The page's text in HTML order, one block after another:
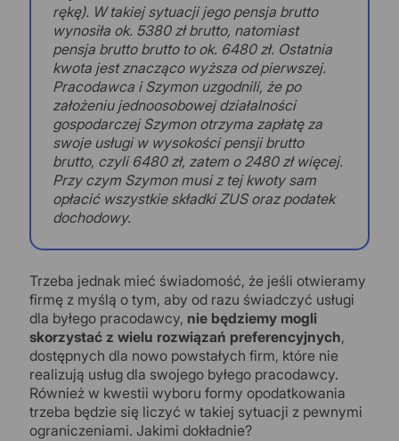
rękę). W takiej sytuacji jego pensja brutto
wynosiła ok. 5380 zł brutto, natomiast
pensja brutto brutto to ok. 6480 zł. Ostatnia
kwota jest znacząco wyższa od pierwszej.
Pracodawca i Szymon uzgodnili, że po
założeniu jednoosobowej działalności
gospodarczej Szymon otrzyma zapłatę za
swoje usługi w wysokości pensji brutto
brutto, czyli 6480 zł, zatem o 2480 zł więcej.
Przy czym Szymon musi z tej kwoty sam
opłacić wszystkie składki ZUS oraz podatek
dochodowy.
Trzeba jednak mieć świadomość, że jeśli otwieramy
firmę z myślą o tym, aby od razu świadczyć usługi
dla byłego pracodawcy, nie będziemy mogli
skorzystać z wielu rozwiązań preferencyjnych,
dostępnych dla nowo powstałych firm, które nie
realizują usług dla swojego byłego pracodawcy.
Również w kwestii wyboru formy opodatkowania
trzeba będzie się liczyć w takiej sytuacji z pewnymi
ograniczeniami. Jakimi dokładnie?